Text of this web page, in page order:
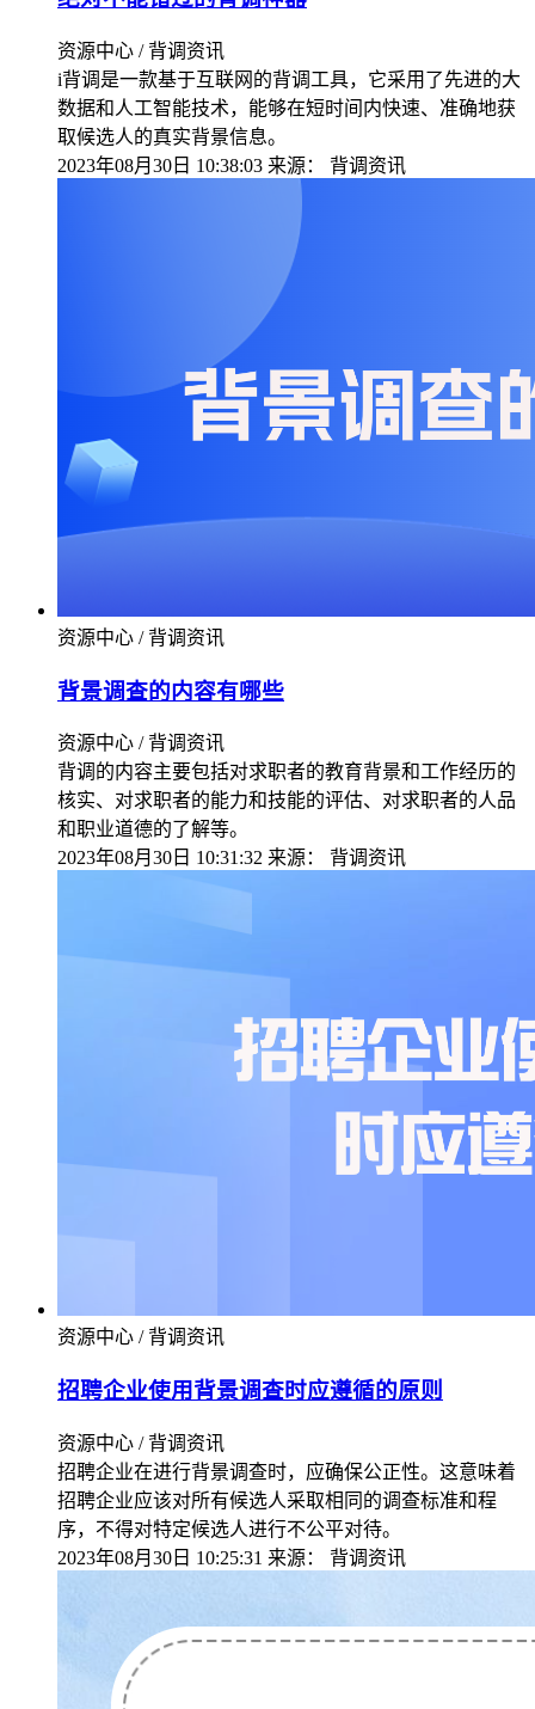
资源中心 / 背调资讯
i背调是一款基于互联网的背调工具，它采用了先进的大
数据和人工智能技术，能够在短时间内快速、准确地获
取候选人的真实背景信息。
2023年08月30日 10:38:03 来源： 背调资讯
资源中心 / 背调资讯
背景调查的内容有哪些
资源中心 / 背调资讯
背调的内容主要包括对求职者的教育背景和工作经历的
核实、对求职者的能力和技能的评估、对求职者的人品
和职业道德的了解等。
2023年08月30日 10:31:32 来源： 背调资讯
资源中心 / 背调资讯
招聘企业使用背景调查时应遵循的原则
资源中心 / 背调资讯
招聘企业在进行背景调查时，应确保公正性。这意味着
招聘企业应该对所有候选人采取相同的调查标准和程
序，不得对特定候选人进行不公平对待。
2023年08月30日 10:25:31 来源： 背调资讯